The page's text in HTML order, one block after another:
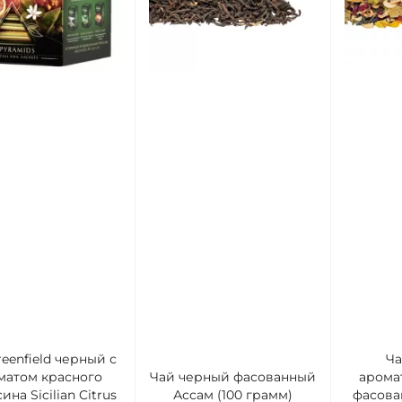
черный с
красного
Sicilian Citrus
Чай черный фасованный
Ассам (100 грамм)